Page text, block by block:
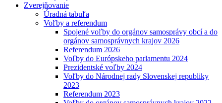
Zverejňovanie
Úradná tabuľa
Voľby a referendum
Spojené voľby do orgánov samosprávy obcí a do
orgánov samosprávnych krajov 2026
Referendum 2026
Voľby do Európskeho parlamentu 2024
Prezidentské voľby 2024
Voľby do Národnej rady Slovenskej republiky
2023
Referendum 2023